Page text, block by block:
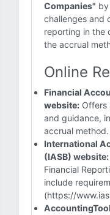
Companies"
challenges and
reporting in the
the accrual
Online
Financial
website: Offers
and guidance,
accrual
International
(IASB) website:
Financial
include
(https://